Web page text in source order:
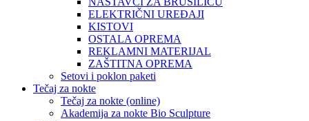
ELEKTRIČNI UREĐAJI
KISTOVI
OSTALA OPREMA
REKLAMNI MATERIJAL
ZAŠTITNA OPREMA
Setovi i poklon paketi
Tečaj za nokte
Tečaj za nokte (online)
Akademija za nokte Bio Sculpture